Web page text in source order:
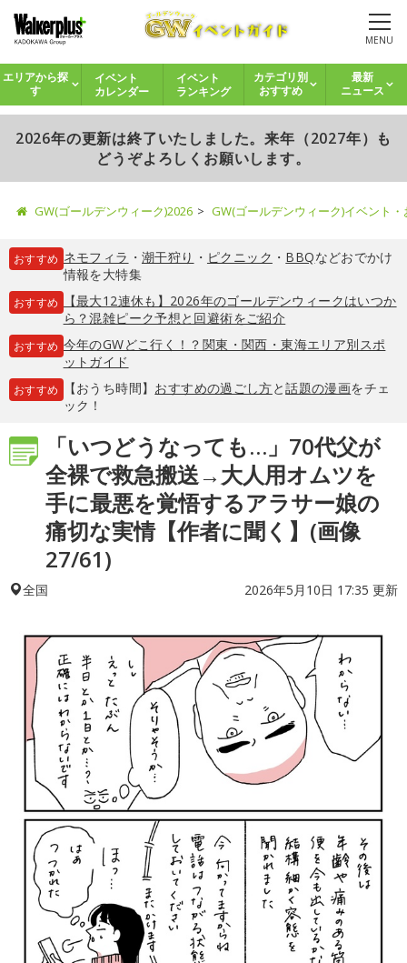
MENU
エリアから探
す
イベント
カレンダー
イベント
ランキング
カテゴリ別
おすすめ
最新
ニュース
2026年の更新は終了いたしました。来年（2027年）も
どうぞよろしくお願いします。
GW(ゴールデンウィーク)2026 GW(ゴールデンウィーク)イベント
おすすめ ネモフィラ ・ 潮干狩り ・ ピクニック ・ BBQなどおでかけ
情報を大特集
おすすめ
【最大12連休も】2026年のゴールデンウィークはいつか
ら？混雑ピーク予想と回避術をご紹介
おすすめ 今年のGWどこ行く！？関東・関西・東海エリア別スポ
ットガイド
おすすめ 【おうち時間】 おすすめの過ごし方と話題の漫画をチェ
ック！
「いつどうなっても…」70代父が
全裸で救急搬送→大人用オムツを
手に最悪を覚悟するアラサー娘の
痛切な実情【作者に聞く】(画像
27/61)
全国 2026年5月10日 17:35 更新